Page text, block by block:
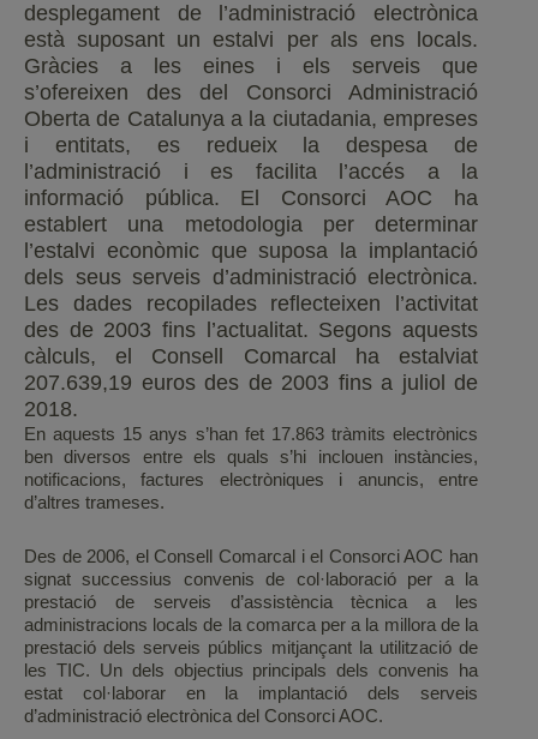
desplegament de l’administració electrònica
està suposant un estalvi per als ens locals.
Gràcies a les eines i els serveis que
s’ofereixen des del Consorci Administració
Oberta de Catalunya a la ciutadania, empreses
i entitats, es redueix la despesa de
l’administració i es facilita l’accés a la
informació pública. El Consorci AOC ha
establert una metodologia per determinar
l’estalvi econòmic que suposa la implantació
dels seus serveis d’administració electrònica.
Les dades recopilades reflecteixen l’activitat
des de 2003 fins l’actualitat. Segons aquests
càlculs, el Consell Comarcal ha estalviat
207.639,19 euros des de 2003 fins a juliol de
2018.
En aquests 15 anys s’han fet 17.863 tràmits electrònics
ben diversos entre els quals s’hi inclouen instàncies,
notificacions, factures electròniques i anuncis, entre
d’altres trameses.
Des de 2006, el Consell Comarcal i el Consorci AOC han
signat successius convenis de col·laboració per a la
prestació de serveis d’assistència tècnica a les
administracions locals de la comarca per a la millora de la
prestació dels serveis públics mitjançant la utilització de
les TIC. Un dels objectius principals dels convenis ha
estat col·laborar en la implantació dels serveis
d’administració electrònica del Consorci AOC.